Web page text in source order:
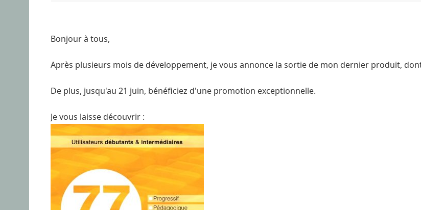
Bonjour à tous,
Après plusieurs mois de développement, je vous annonce la sortie de mon dernier produit,
De plus, jusqu'au 21 juin, bénéficiez d'une promotion exceptionnelle.
Je vous laisse découvrir :